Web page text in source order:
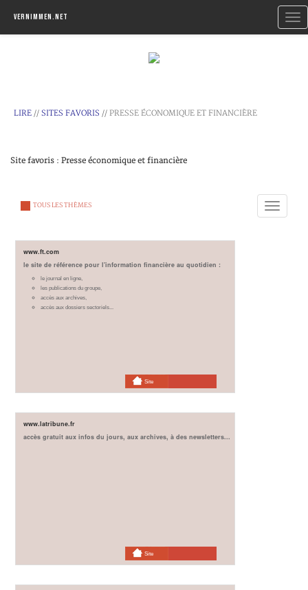
Vernimmen.net
LIRE // SITES FAVORIS // PRESSE ÉCONOMIQUE ET FINANCIÈRE
Site favoris : Presse économique et financière
Toggle
navigation
TOUS LES THÈMES
www.ft.com
le site de référence pour l'information financière au quotidien :
le journal en ligne,
les publications du groupe,
accès aux archives,
accès aux dossiers sectoriels...
Site
www.latribune.fr
accès gratuit aux infos du jours, aux archives, à des newsletters...
Site